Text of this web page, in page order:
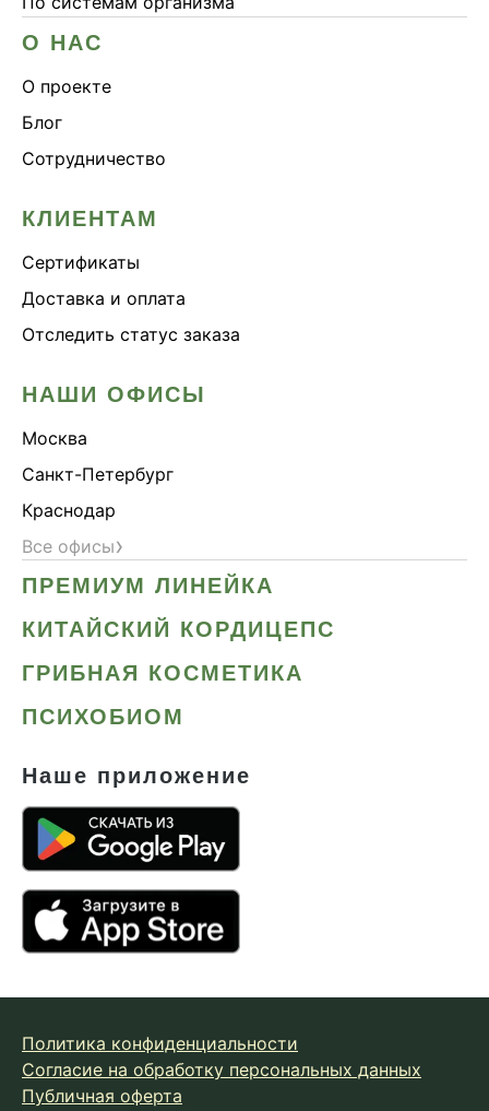
О НАС
О проекте
Блог
Сотрудничество
КЛИЕНТАМ
Сертификаты
Доставка и оплата
Отследить статус заказа
НАШИ ОФИСЫ
Москва
Санкт-Петербург
Краснодар
Все офисы›
ПРЕМИУМ ЛИНЕЙКА
КИТАЙСКИЙ КОРДИЦЕПС
ГРИБНАЯ КОСМЕТИКА
ПСИХОБИОМ
Наше приложение
Политика конфиденциальности
Согласие на обработку персональных данных
Публичная оферта